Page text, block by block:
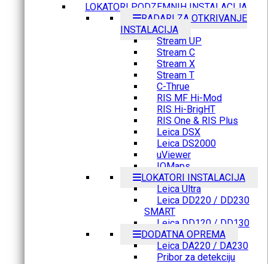
LOKATORI PODZEMNIH INSTALACIJA
RADARI ZA OTKRIVANJE
INSTALACIJA
Stream UP
Stream C
Stream X
Stream T
C-Thrue
RIS MF Hi-Mod
RIS Hi-BrigHT
RIS One & RIS Plus
Leica DSX
Leica DS2000
uViewer
IQMaps
LOKATORI INSTALACIJA
Leica Ultra
Leica DD220 / DD230
SMART
Leica DD120 / DD130
DODATNA OPREMA
Leica DA220 / DA230
Pribor za detekciju